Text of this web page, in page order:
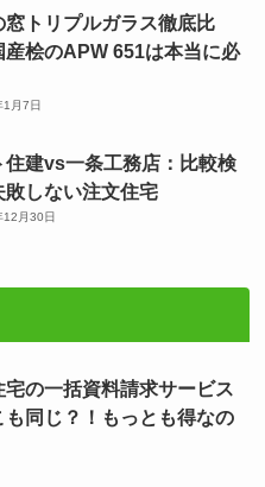
窓トリプルガラス徹底比
産桧のAPW 651は本当に必
月7日
住建vs一条工務店：比較検
敗しない注文住宅
12月30日
宅の一括資料請求サービス
も同じ？！もっとも得なの